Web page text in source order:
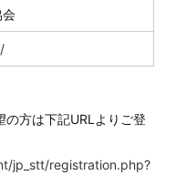
会
方は下記URLよりご登
jp_stt/registration.php?